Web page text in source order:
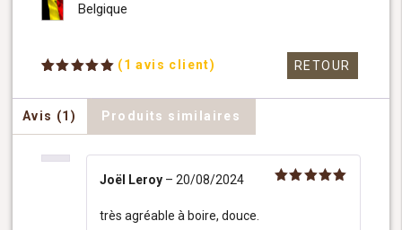
Belgique
sur 5
basé sur
notation
client
(1 avis client) RETOUR
Avis (1) Produits similaires
Joël Leroy – 20/08/2024
très agréable à boire, douce.